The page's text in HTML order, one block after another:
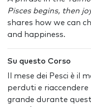
Pisces begins, then
shares how we can
and happiness.
Su questo Corso
Il mese dei Pesci è il
perduti e
grande durante